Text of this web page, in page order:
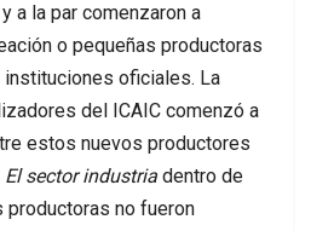
a la par comenzaron a
o pequeñas productoras
oficiales. La
del ICAIC comenzó a
estos nuevos productores
El sector industria dentro de
productoras no fueron